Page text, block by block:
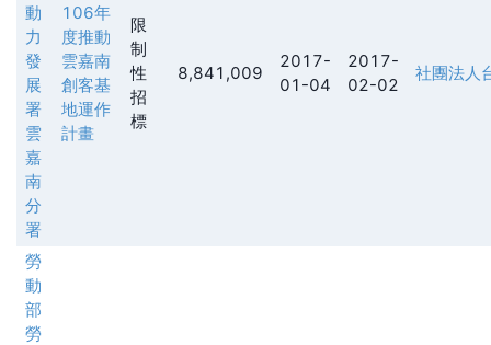
動
力
發
展
署
雲
嘉
南
分
署
106年
度推動
雲嘉南
創客基
地運作
計畫
限
制
性
招
標
8,841,009
2017-
01-04
2017-
02-02
社團法人
勞
動
部
勞